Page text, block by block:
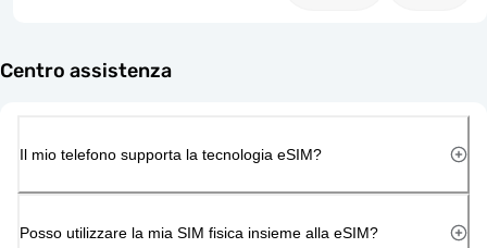
Centro assistenza
Il mio telefono supporta la tecnologia eSIM?
Posso utilizzare la mia SIM fisica insieme alla eSIM?